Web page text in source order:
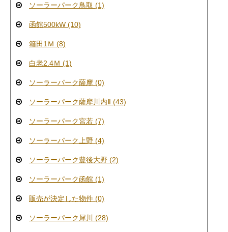
ソーラーパーク鳥取 (1)
函館500kW (10)
箱田1Ｍ (8)
白老2.4Ｍ (1)
ソーラーパーク薩摩 (0)
ソーラーパーク薩摩川内Ⅱ (43)
ソーラーパーク宮若 (7)
ソーラーパーク上野 (4)
ソーラーパーク豊後大野 (2)
ソーラーパーク函館 (1)
販売が決定した物件 (0)
ソーラーパーク犀川 (28)